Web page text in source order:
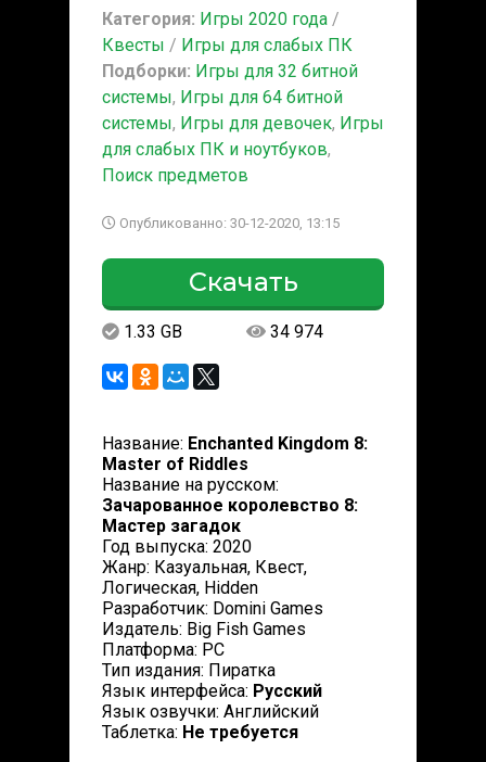
Категория: Игры 2020 года /
Квесты / Игры для слабых ПК
Подборки: Игры для 32 битной
системы, Игры для 64 битной
системы, Игры для девочек, Игры
для слабых ПК и ноутбуков,
Поиск предметов
Опубликованно: 30-12-2020, 13:15
Скачать
1.33 GB 34 974
Название: Enchanted Kingdom 8:
Master of Riddles
Название на русском:
Зачарованное королевство 8:
Мастер загадок
Год выпуска: 2020
Жанр: Казуальная, Квест,
Логическая, Hidden
Разработчик: Domini Games
Издатель: Big Fish Games
Платформа: PC
Тип издания: Пиратка
Язык интерфейса: Русский
Язык озвучки: Английский
Таблетка: Не требуется